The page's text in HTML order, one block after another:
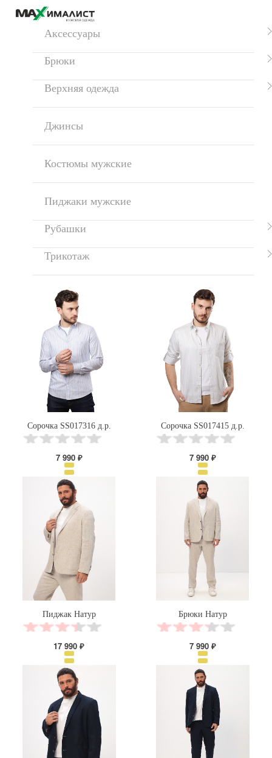
Аксессуары
Брюки
Верхняя одежда
Джинсы
Костюмы мужские
Пиджаки мужские
Рубашки
Трикотаж
Сорочка SS017316 д.р.
7 990 ₽
Сорочка SS017415 д.р.
7 990 ₽
Пиджак Натур
17 990 ₽
Брюки Натур
7 990 ₽